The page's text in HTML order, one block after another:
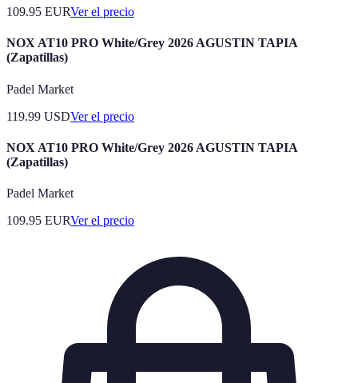
109.95 EURVer el precio
NOX AT10 PRO White/Grey 2026 AGUSTIN TAPIA
(Zapatillas)
Padel Market
119.99 USDVer el precio
NOX AT10 PRO White/Grey 2026 AGUSTIN TAPIA
(Zapatillas)
Padel Market
109.95 EURVer el precio